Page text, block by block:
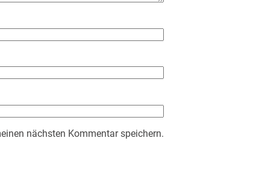
nächsten Kommentar speichern.